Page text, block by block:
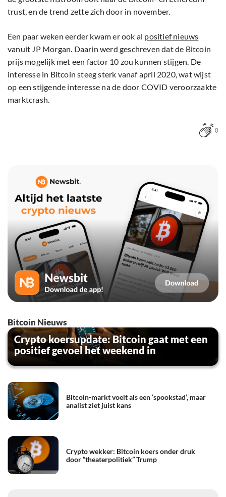
trust, en de trend zette zich door in november.
Een paar weken eerder kwam er ook al positief nieuws
vanuit JP Morgan. Daarin werd geschreven dat de Bitcoin
prijs mogelijk met een factor 10 zou kunnen stijgen. De
interesse in Bitcoin steeg sterk vanaf april 2020, wat wijst
op een stijgende interesse na de door COVID veroorzaakte
marktcrash.
0
Bitcoin Nieuws
Crypto koersupdate: Bitcoin gaat met een
positief gevoel het weekend in
Bitcoin-markt voelt als een ‘spookstad’, maar
analist ziet juist kans
Crypto wekker: Bitcoin koers onder druk
door “theaterpolitiek” Trump